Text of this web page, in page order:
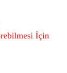
İçin